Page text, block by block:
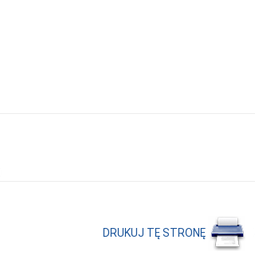
DRUKUJ TĘ STRONĘ